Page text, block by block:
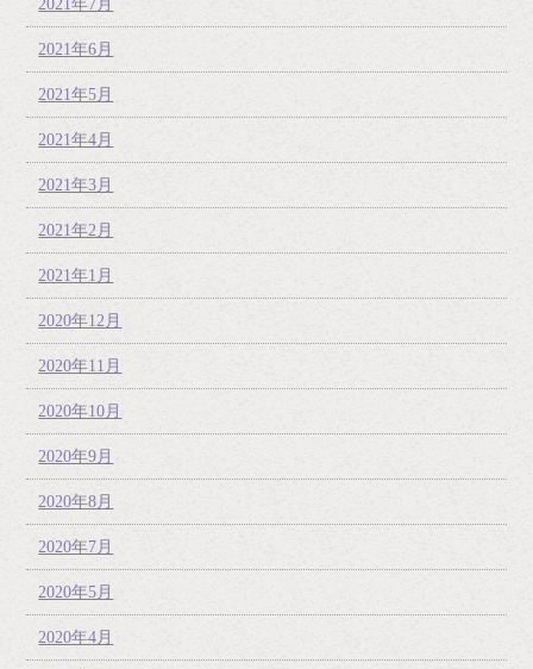
2021年7月
2021年6月
2021年5月
2021年4月
2021年3月
2021年2月
2021年1月
2020年12月
2020年11月
2020年10月
2020年9月
2020年8月
2020年7月
2020年5月
2020年4月